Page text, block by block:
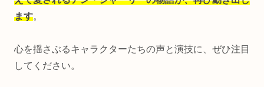
ます。
心を揺さぶるキャラクターたちの声と演技に、ぜひ注目
してください。